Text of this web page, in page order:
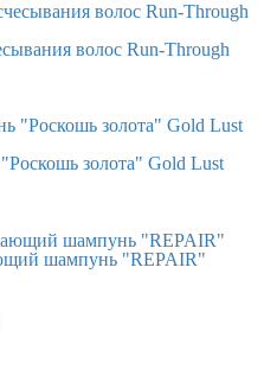
волос Run-Through
золота" Gold Lust
шампунь "REPAIR"